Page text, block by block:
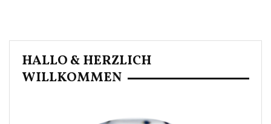
HALLO & HERZLICH
WILLKOMMEN